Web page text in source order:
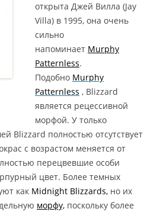
открыта Джей Вилла (Jay
Villa) в 1995, она очень
сильно
напоминает Murphy
Patternless.
Подобно Murphy
Patternless , Blizzard
является рецессивной
морфой. У только
Blizzard полностью отсутствует
с возрастом меняется от
перецвевшие особи
цвет. Более темных
как Midnight Blizzards, но их
морфу, поскольку более